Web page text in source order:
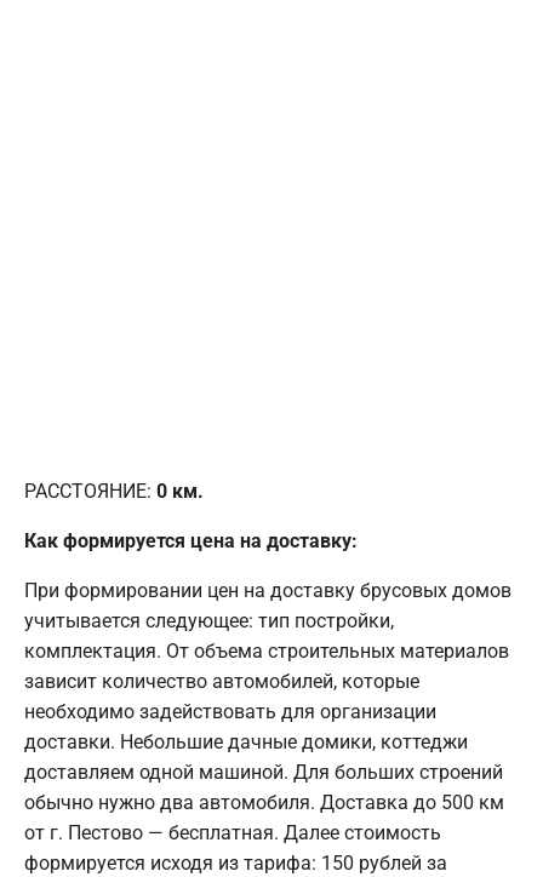
РАССТОЯНИЕ: 0 км.
Как формируется цена на доставку:
При формировании цен на доставку брусовых домов
учитывается следующее: тип постройки,
комплектация. От объема строительных материалов
зависит количество автомобилей, которые
необходимо задействовать для организации
доставки. Небольшие дачные домики, коттеджи
доставляем одной машиной. Для больших строений
обычно нужно два автомобиля. Доставка до 500 км
от г. Пестово — бесплатная. Далее стоимость
формируется исходя из тарифа: 150 рублей за